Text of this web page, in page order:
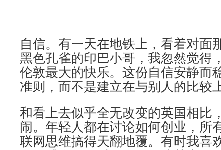
自信。有一天在地铁上，看着对面
黑色孔雀的印巴小哥，我忽然觉得
伦敦最大的快乐。这份自信安静而
准则，而不是建立在与别人的比较
和看上去似乎全无改变的英国相比
闹。年轻人都在讨论如何创业，所
联网思维搞得天翻地覆。有时我喜